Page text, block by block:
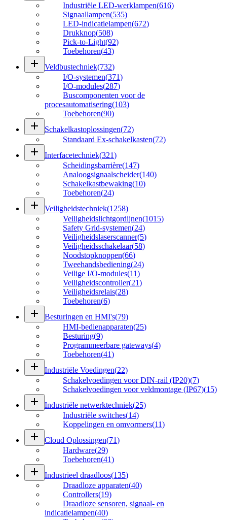
Industriële LED-werklampen(616)
Signaallampen(535)
LED-indicatielampen(672)
Drukknop(508)
Pick-to-Light(92)
Toebehoren(43)
add Veldbustechniek(732)
I/O-systemen(371)
I/O-modules(287)
Buscomponenten voor de
procesautomatisering(103)
Toebehoren(90)
add Schakelkastoplossingen(72)
Standaard Ex-schakelkasten(72)
add Interfacetechniek(321)
Scheidingsbarrière(147)
Analoogsignaalscheider(140)
Schakelkastbewaking(10)
Toebehoren(24)
add Veiligheidstechniek(1258)
Veiligheidslichtgordijnen(1015)
Safety Grid-systemen(24)
Veiligheidslaserscanner(5)
Veiligheidsschakelaar(58)
Noodstopknoppen(66)
Tweehandsbediening(24)
Veilige I/O-modules(11)
Veiligheidscontroller(21)
Veiligheidsrelais(28)
Toebehoren(6)
add Besturingen en HMI's(79)
HMI-bedienapparaten(25)
Besturing(9)
Programmeerbare gateways(4)
Toebehoren(41)
add Industriële Voedingen(22)
Schakelvoedingen voor DIN-rail (IP20)(7)
Schakelvoedingen voor veldmontage (IP67)(15)
add Industriële netwerktechniek(25)
Industriële switches(14)
Koppelingen en omvormers(11)
add Cloud Oplossingen(71)
Hardware(29)
Toebehoren(41)
add Industrieel draadloos(135)
Draadloze apparaten(40)
Controllers(19)
Draadloze sensoren, signaal- en
indicatielampen(40)